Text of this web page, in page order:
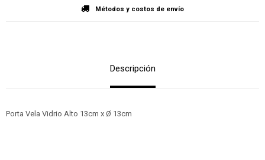
Métodos y costos de envío
Descripción
Porta Vela Vidrio Alto 13cm x Ø 13cm